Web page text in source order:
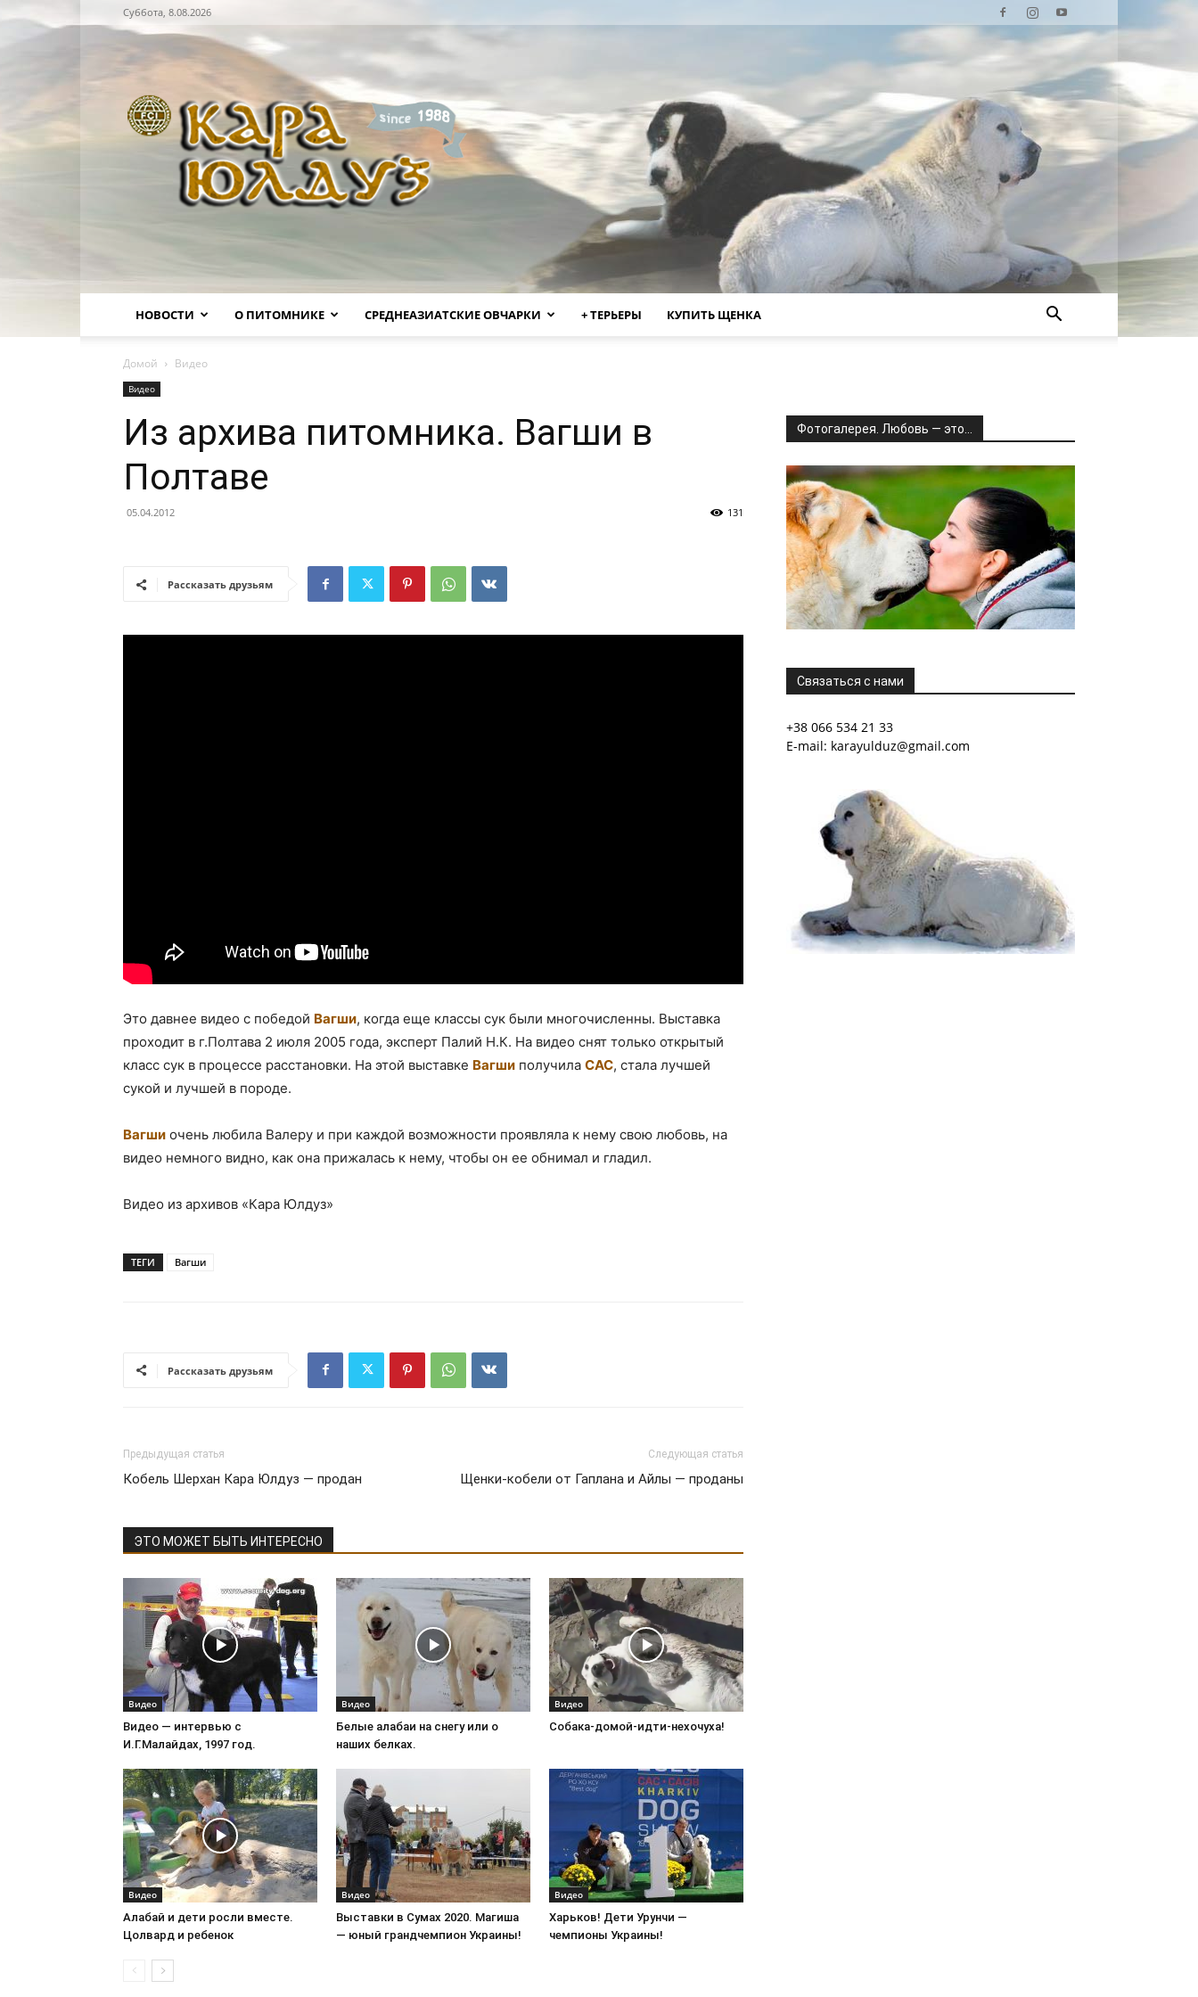
Суббота, 8.08.2026
НОВОСТИ О ПИТОМНИКЕ СРЕДНЕАЗИАТСКИЕ ОВЧАРКИ + ТЕРЬЕРЫ КУПИТЬ ЩЕНКА
Домой Видео
Видео
Из архива питомника. Вагши в
Полтаве
05.04.2012 131
Рассказать друзьям
Это давнее видео с победой Вагши, когда еще классы сук были многочисленны. Выставка
проходит в г.Полтава 2 июля 2005 года, эксперт Палий Н.К. На видео снят только открытый
класс сук в процессе расстановки. На этой выставке Вагши получила САС, стала лучшей
сукой и лучшей в породе.
Вагши очень любила Валеру и при каждой возможности проявляла к нему свою любовь, на
видео немного видно, как она прижалась к нему, чтобы он ее обнимал и гладил.
Видео из архивов «Кара Юлдуз»
ТЕГИ Вагши
Рассказать друзьям
Предыдущая статья
Кобель Шерхан Кара Юлдуз — продан
Следующая статья
Щенки-кобели от Гаплана и Айлы — проданы
ЭТО МОЖЕТ БЫТЬ ИНТЕРЕСНО
Видео
Видео — интервью с
И.Г.Малайдах, 1997 год.
Видео
Белые алабаи на снегу или о
наших белках.
Видео
Собака-домой-идти-нехочуха!
Видео
Алабай и дети росли вместе.
Цолвард и ребенок
Видео
Выставки в Сумах 2020. Магиша
— юный грандчемпион Украины!
Видео
Харьков! Дети Урунчи —
чемпионы Украины!
Фотогалерея. Любовь — это…
Связаться с нами
+38 066 534 21 33
E-mail: karayulduz@gmail.com